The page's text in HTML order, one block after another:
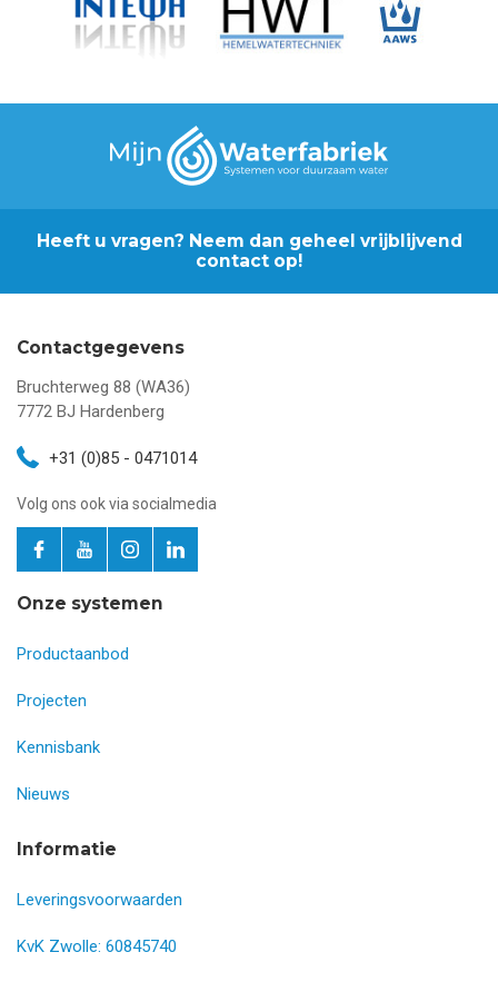
Heeft u vragen? Neem dan geheel vrijblijvend
contact op!
Contactgegevens
Bruchterweg 88 (WA36)
7772 BJ Hardenberg
+31 (0)85 - 0471014
Volg ons ook via socialmedia
Onze systemen
Productaanbod
Projecten
Kennisbank
Nieuws
Informatie
Leveringsvoorwaarden
KvK Zwolle: 60845740